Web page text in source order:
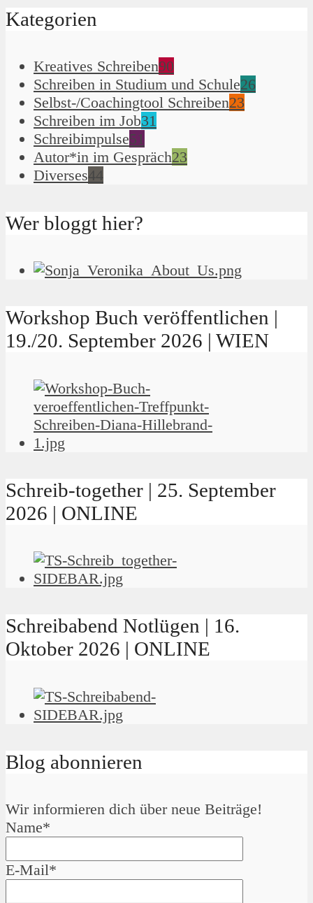
Kategorien
Kreatives Schreiben90
Schreiben in Studium und Schule26
Selbst-/Coachingtool Schreiben23
Schreiben im Job31
Schreibimpulse51
Autor*in im Gespräch23
Diverses44
Wer bloggt hier?
Workshop Buch veröffentlichen |
19./20. September 2026 | WIEN
Schreib-together | 25. September
2026 | ONLINE
Schreibabend Notlügen | 16.
Oktober 2026 | ONLINE
Blog abonnieren
Wir informieren dich über neue Beiträge!
Name*
E-Mail*